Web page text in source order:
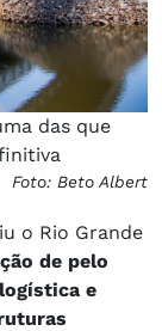
das que
Foto: Beto Albert
o Rio Grande
de pelo
e